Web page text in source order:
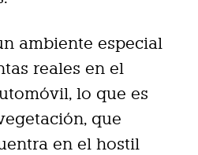
ambiente especial
reales en el
lo que es
que
en el hostil